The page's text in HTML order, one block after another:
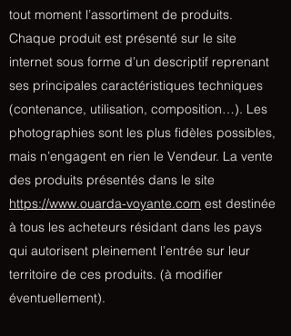
tout moment l’assortiment de produits.
Chaque produit est présenté sur le site
internet sous forme d’un descriptif reprenant
ses principales caractéristiques techniques
(contenance, utilisation, composition…). Les
photographies sont les plus fidèles possibles,
mais n’engagent en rien le Vendeur. La vente
des produits présentés dans le site
https://www.ouarda-voyante.com est destinée
à tous les acheteurs résidant dans les pays
qui autorisent pleinement l’entrée sur leur
territoire de ces produits. (à modifier
éventuellement).